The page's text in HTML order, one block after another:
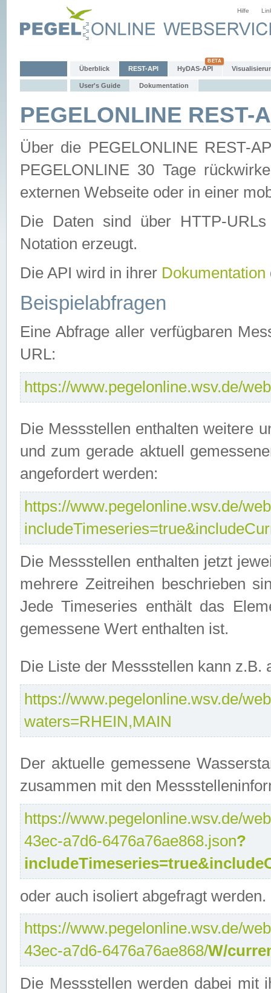
Hilfe
Überblick REST-API HyDAS-API
User's Guide Dokumentation
PEGELONLINE REST-
Über die PEGELONLINE REST-
PEGELONLINE 30 Tage
externen Webseite oder in einer
Die Daten sind über HTTP-
Notation erzeugt.
Die API wird in ihrer Dokumentation
Beispielabfragen
Eine Abfrage aller verfügbaren
URL:
https://www.pegelonline.wsv.de/
Die Messstellen enthalten weitere
und zum gerade aktuell
angefordert werden:
https://www.pegelonline.wsv.de/
Die Messstellen enthalten jetzt
mehrere Zeitreihen beschrieben
Jede Timeseries enthält das
gemessene Wert enthalten ist.
Die Liste der Messstellen kann
https://www.pegelonline.wsv.de/
waters=RHEIN,MAIN
Der aktuelle gemessene
zusammen mit den
https://www.pegelonline.wsv.de/
43ec-a7d6-6476a76ae868.json?
oder auch isoliert abgefragt werden.
https://www.pegelonline.wsv.de/
43ec-a7d6-6476a76ae868/W/
Die Messstellen werden dabei mit